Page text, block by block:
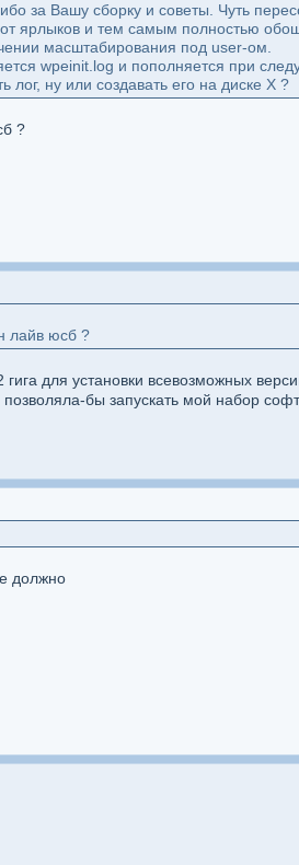
за Вашу сборку и советы. Чуть
ярлыков и тем самым полностью
масштабирования под user-ом.
wpeinit.log и пополняется при
лог, ну или создавать его на диске X ?
?
лайв юсб ?
для установки всевозможных
бы запускать мой набор
должно